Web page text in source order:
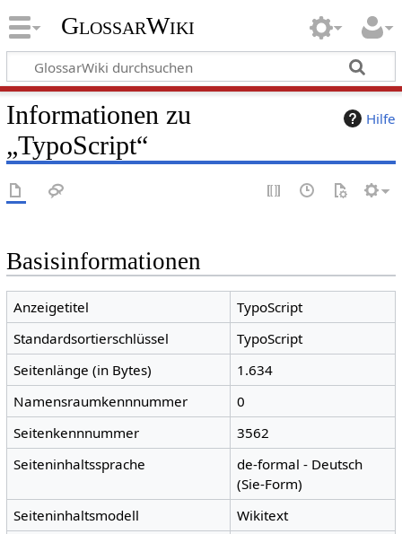
GlossarWiki
Hilfe
Informationen zu
„TypoScript“
Basisinformationen
Anzeigetitel
TypoScript
Standardsortierschlüssel
TypoScript
Seitenlänge (in Bytes)
1.634
Namensraumkennnummer
0
Seitenkennnummer
3562
Seiteninhaltssprache
de-formal - Deutsch
(Sie-Form)
Seiteninhaltsmodell
Wikitext